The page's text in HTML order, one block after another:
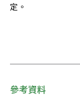
定。
參考資料